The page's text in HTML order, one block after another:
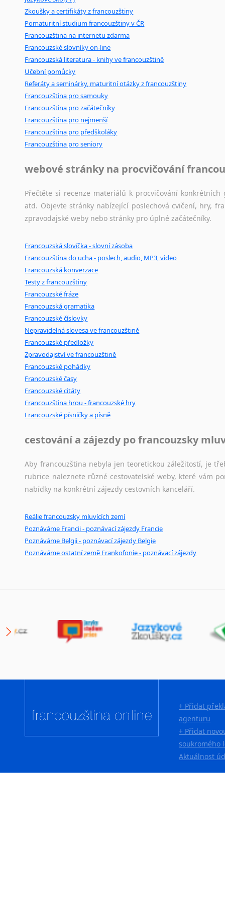
Amharština
Arabština
Aramejština
Arménština
Avarština
Azerbajdžánština
Bambarština
Bantuské jazyky
Barmština
Baskičtina
Běloruština
Bengálština
Bulharština
Burjatština
Čagatajské jazyky
Čečenština
Darí
Esperanto
Estonština
Faerština
Fidžijština
Filipínské jazyky
Finština
Fulbština
Gaelština
Gruzínština
Hebrejština
Hindština
Chorvatština
Irština
Japonština
Jidiš
Kašmírština
Kazaština
Kečuánština
Kmérština
Konžština
Kyrgyzština
Laoština
Laponština
Lotyšština
Makedonština
poradny a pravidla pravopisu nebo
Zkoušky a certifikáty z francouzštiny
Pomaturitní studium francouzštiny v ČR
Francouzština na internetu zdarma
Francouzské slovníky on-line
Francouzská literatura - knihy ve francouzštině
Učební pomůcky
Referáty a seminárky, maturitní otázky z francouzštiny
Francouzština pro samouky
Francouzština pro začátečníky
Francouzština pro nejmenší
Francouzština pro předškoláky
Francouzština pro seniory
webové stránky na procvičování
Přečtěte si recenze materiálů k procvičování
atd. Objevte stránky nabízející poslechová cvičení, hry,
zpravodajské weby nebo stránky pro úplné začátečníky.
Francouzská slovíčka - slovní zásoba
Francouzština do ucha - poslech, audio, MP3, video
Francouzská konverzace
Testy z francouzštiny
Francouzské fráze
Francouzská gramatika
Francouzské číslovky
Nepravidelná slovesa ve francouzštině
Francouzské předložky
Zpravodajství ve francouzštině
Francouzské pohádky
Francouzské časy
Francouzské citáty
Francouzština hrou - francouzské hry
Francouzské písničky a písně
cestování a zájezdy po francouzsky
Aby francouzština nebyla jen teoretickou záležitostí, je
rubrice naleznete různé cestovatelské weby, které vám
nabídky na konkrétní zájezdy cestovních kanceláří.
Reálie francouzsky mluvících zemí
Poznáváme Francii - poznávací zájezdy Francie
Poznáváme Belgii - poznávací zájezdy Belgie
Poznáváme ostatní země Frankofonie - poznávací zájezdy
+ Přidat
agenturu
+ Přidat
soukromého
Aktuálnost